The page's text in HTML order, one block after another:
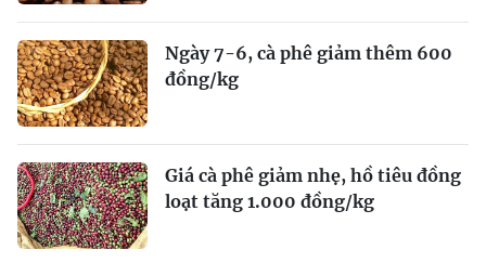
Ngày 7-6, cà phê giảm thêm 600
đồng/kg
Giá cà phê giảm nhẹ, hồ tiêu đồng
loạt tăng 1.000 đồng/kg